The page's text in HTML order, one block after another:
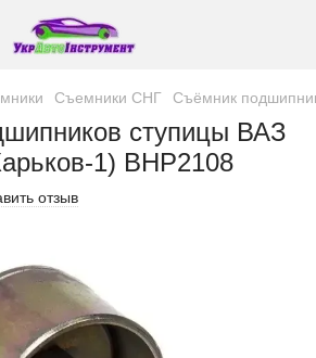
Съемники СНГ Съёмник
ступицы ВАЗ
1) BHP2108
отзыв